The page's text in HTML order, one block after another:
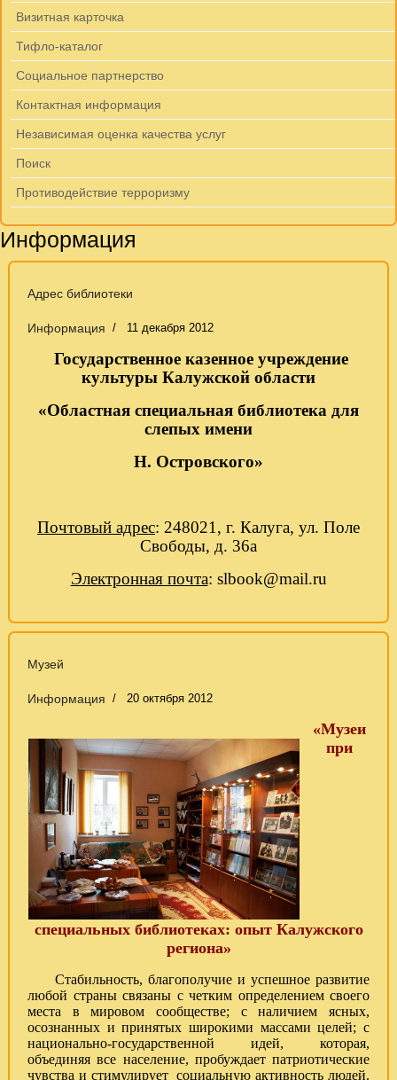
Визитная карточка
Тифло-каталог
Социальное партнерство
Контактная информация
Независимая оценка качества услуг
Поиск
Противодействие терроризму
Информация
Адрес библиотеки
Информация 11 декабря 2012
Государственное казенное учреждение
культуры Калужской области
«Областная специальная библиотека для
слепых имени
Н. Островского»
Почтовый адрес: 248021, г. Калуга, ул. Поле
Свободы, д. 36а
Электронная почта: slbook@mail.ru
Музей
Информация 20 октября 2012
«Музеи
при
специальных библиотеках: опыт Калужского
региона»
Стабильность, благополучие и успешное развитие
любой страны связаны с четким определением своего
места в мировом сообществе; с наличием ясных,
осознанных и принятых широкими массами целей; с
национально-государственной идей, которая,
объединяя все население, пробуждает патриотические
чувства и стимулирует социальную активность людей.